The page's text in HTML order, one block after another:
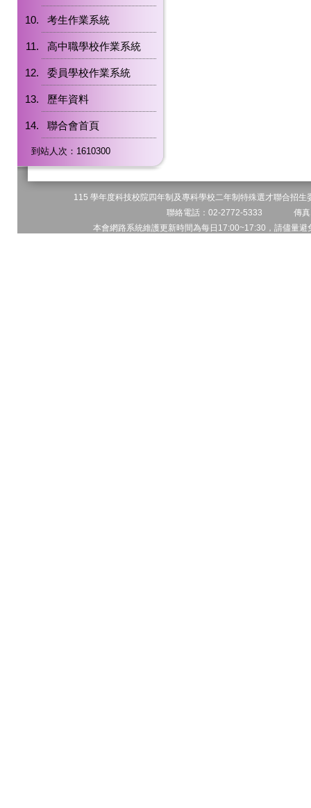
考生作業系統
高中職學校作業系統
委員學校作業系統
歷年資料
聯合會首頁
到站人次：1610300
115 學年度科技校院四年制及專科學校二年制特殊選才聯合
聯絡電話：02-2772-5333 傳
本會網路系統維護更新時間為每日17:00~17:30，請儘量